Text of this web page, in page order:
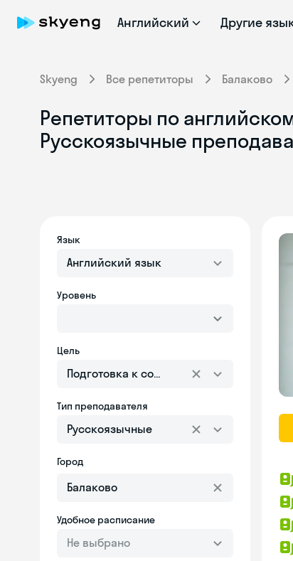
Английский Другие
Skyeng Все репетиторы Балаково
Репетиторы по
Русскоязычные
Язык
Английский язык
Уровень
Цель
Подготовка к собеседованию
Тип преподавателя
Русскоязычные
Город
Удобное расписание
Не выбрано